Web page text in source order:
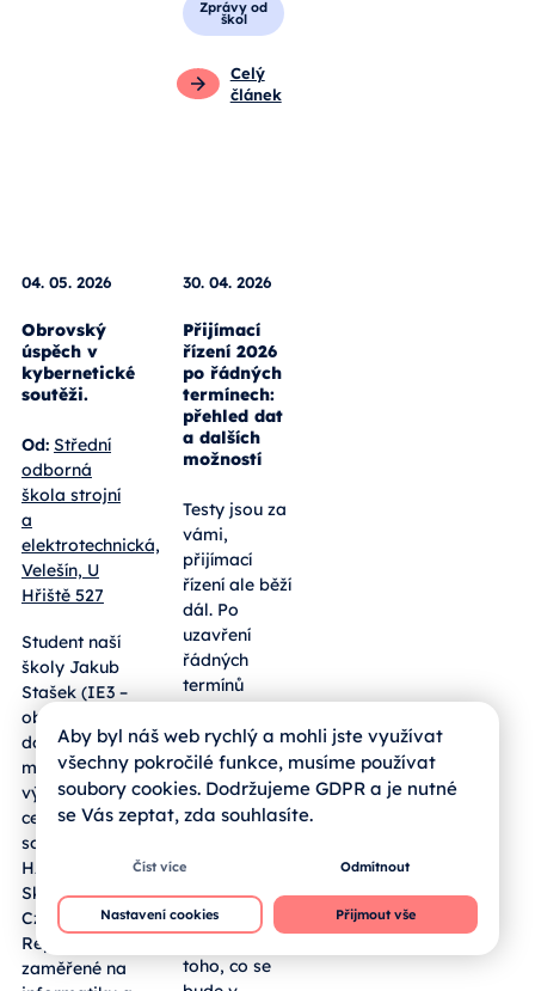
Pro žáky
škol
04. 05. 2026
Obrovský
úspěch v
soutěži.
Od: Střední
odborná
škola strojní
a
elektrotechnická,
Hřiště 527
Student naší
školy Jakub
Stašek (IE3 –
obor EPS)
dosáhl
mimořádného
výsledku v
celostátní
soutěži
HAXAGON
Skirmish
Czech
30. 04. 2026
Přijímací
řízení 2026
po řádných
termínech:
přehled dat
možností
Testy jsou za
vámi,
přijímací
řízení ale běží
dál. Po
uzavření
řádných
termínů
jednotných
přijímaček
pro maturitní
nástavby
žáky fáze
hodnocení.
Přinášíme
Aby byl náš web rychlý a mohli jste využívat
všechny pokročilé funkce, musíme používat
soubory cookies. Dodržujeme GDPR a je nutné
se Vás zeptat, zda souhlasíte.
Číst více Odmítnout
Nastavení cookies Přijmout vše